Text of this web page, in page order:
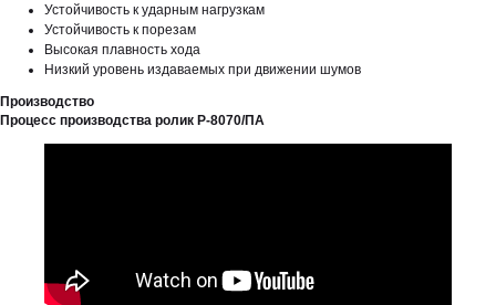
Устойчивость к ударным нагрузкам
Устойчивость к порезам
Высокая плавность хода
Низкий уровень издаваемых при движении шумов
Производство
Процесс производства ролик Р-8070/ПА